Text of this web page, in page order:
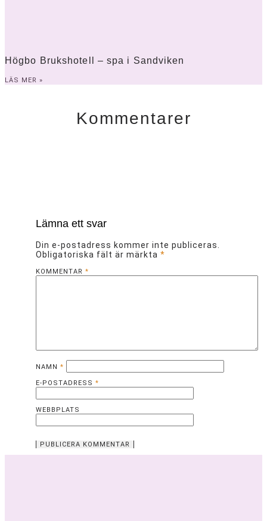
Högbo Brukshotell – spa i Sandviken
LÄS MER »
Kommentarer
Lämna ett svar
Din e-postadress kommer inte publiceras.
Obligatoriska fält är märkta *
KOMMENTAR *
NAMN *
E-POSTADRESS *
WEBBPLATS